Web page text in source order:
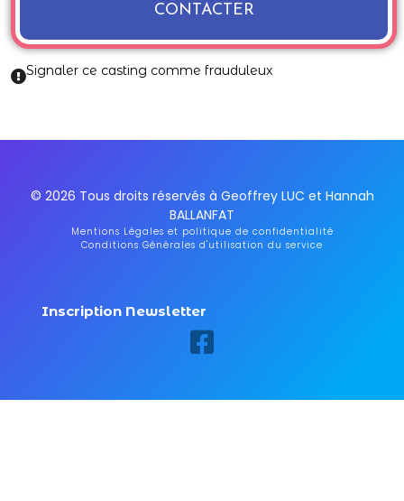
CONTACTER
Signaler ce casting comme frauduleux
© 2026 Tous droits réservés à Geoffrey LUC et Hannah
BALLANFAT
Mentions Légales et politique de confidentialité
Conditions Générales d'utilisation du service
Inscription Newsletter